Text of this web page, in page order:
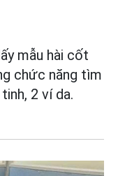
mẫu hài cốt
chức năng tìm
2 ví da.